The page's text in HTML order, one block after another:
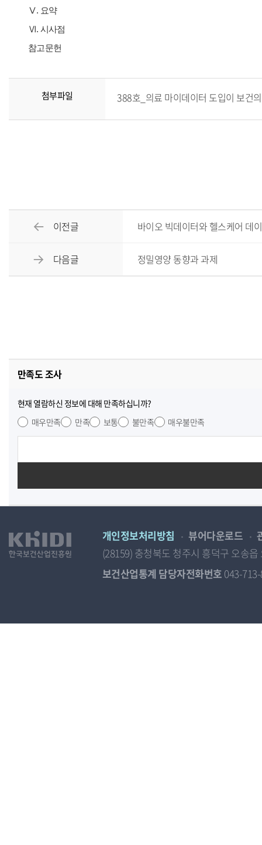
Ⅴ. 요약
Ⅵ. 시사점
참고문헌
첨부파일 388호_의료 마이데이터 도입이 보건
이전글 바이오 빅데이터와 헬스케어 데
다음글 정밀영양 동향과 과제
만족도 조사
현재 열람하신 정보에 대해 만족하십니까?
매우만족
만족 보통 불만족 매우불만족
개인정보처리방침 뷰어다운로드
(28159) 충청북도 청주시 흥덕구 오송
보건산업통계 담당자전화번호 043-